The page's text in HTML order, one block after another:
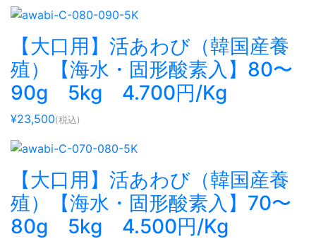
【大口用】活あわび（韓国産養
殖）【海水・固形酸素入】80〜
90g 5kg 4.700円/Kg
¥23,500(税込)
【大口用】活あわび（韓国産養
殖）【海水・固形酸素入】70〜
80g 5kg 4.500円/Kg